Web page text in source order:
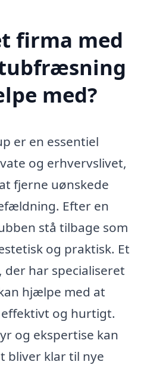
firma med
med?
er en essentiel
og erhvervslivet,
fjerne uønskede
Efter en
stå tilbage som
og praktisk. Et
har specialiseret
hjælpe med at
og hurtigt.
og ekspertise kan
bliver klar til nye